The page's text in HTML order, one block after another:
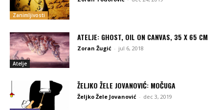
Zanimljivosti
Atelje
ATELJE: GHOST, OIL ON CANVAS, 35 X 65 CM
Zoran Žugić - jul 6, 2018
ŽELJKO ŽELE JOVANOVIĆ: MOČUGA
Željko Žele Jovanović - dec 3, 2019